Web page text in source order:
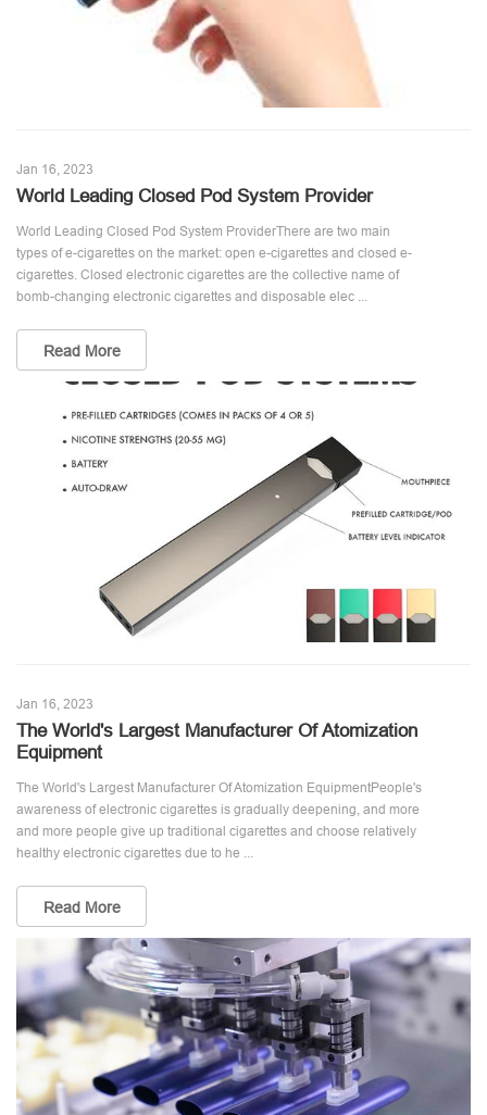
Jan 16, 2023
World Leading Closed Pod System Provider
World Leading Closed Pod System ProviderThere are two main
types of e-cigarettes on the market: open e-cigarettes and closed e-
cigarettes. Closed electronic cigarettes are the collective name of
bomb-changing electronic cigarettes and disposable elec ...
Read More
Jan 16, 2023
The World's Largest Manufacturer Of Atomization
Equipment
The World's Largest Manufacturer Of Atomization EquipmentPeople's
awareness of electronic cigarettes is gradually deepening, and more
and more people give up traditional cigarettes and choose relatively
healthy electronic cigarettes due to he ...
Read More